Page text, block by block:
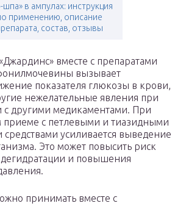
шпа» в ампулах: инструкция
применению, описание
состав, отзывы
вместе с препаратами
вызывает
показателя глюкозы в крови,
нежелательные явления при
с другими медикаментами. При
с петлевыми и тиазидными
средствами усиливается выведение
Это может повысить риск
и повышения
принимать вместе с